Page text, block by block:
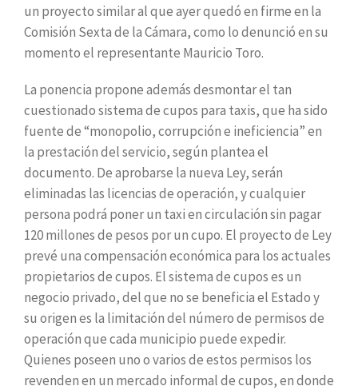
un proyecto similar al que ayer quedó en firme en la
Comisión Sexta de la Cámara, como lo denunció en su
momento el representante Mauricio Toro.
La ponencia propone además desmontar el tan
cuestionado sistema de cupos para taxis, que ha sido
fuente de “monopolio, corrupción e ineficiencia” en
la prestación del servicio, según plantea el
documento. De aprobarse la nueva Ley, serán
eliminadas las licencias de operación, y cualquier
persona podrá poner un taxi en circulación sin pagar
120 millones de pesos por un cupo. El proyecto de Ley
prevé una compensación económica para los actuales
propietarios de cupos. El sistema de cupos es un
negocio privado, del que no se beneficia el Estado y
su origen es la limitación del número de permisos de
operación que cada municipio puede expedir.
Quienes poseen uno o varios de estos permisos los
revenden en un mercado informal de cupos, en donde